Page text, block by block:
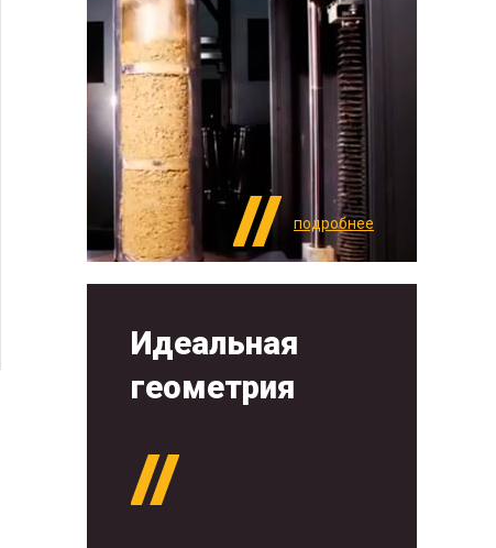
подробнее
Идеальная
геометрия